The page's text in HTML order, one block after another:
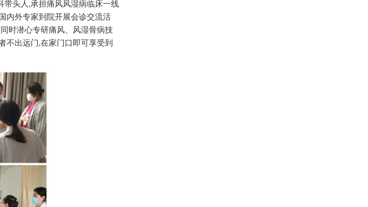
带头人,承担痛风风湿病临床一线
内外专家到院开展会诊交流活
时潜心专研痛风、风湿骨病技
不出远门,在家门口即可享受到